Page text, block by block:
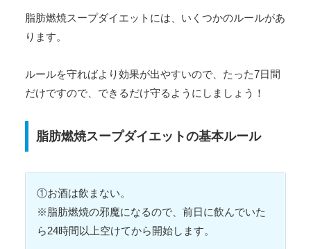
脂肪燃焼スープダイエットには、いくつかのルールがあ
ります。
ルールを守ればより効果が出やすいので、たった7日間
だけですので、できるだけ守るようにしましょう！
脂肪燃焼スープダイエットの基本ルール
①お酒は飲まない。
※脂肪燃焼の邪魔になるので、前日に飲んでいた
ら24時間以上空けてから開始します。